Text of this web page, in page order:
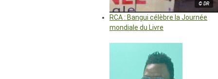
© DR
RCA : Bangui célèbre la Journée
mondiale du Livre